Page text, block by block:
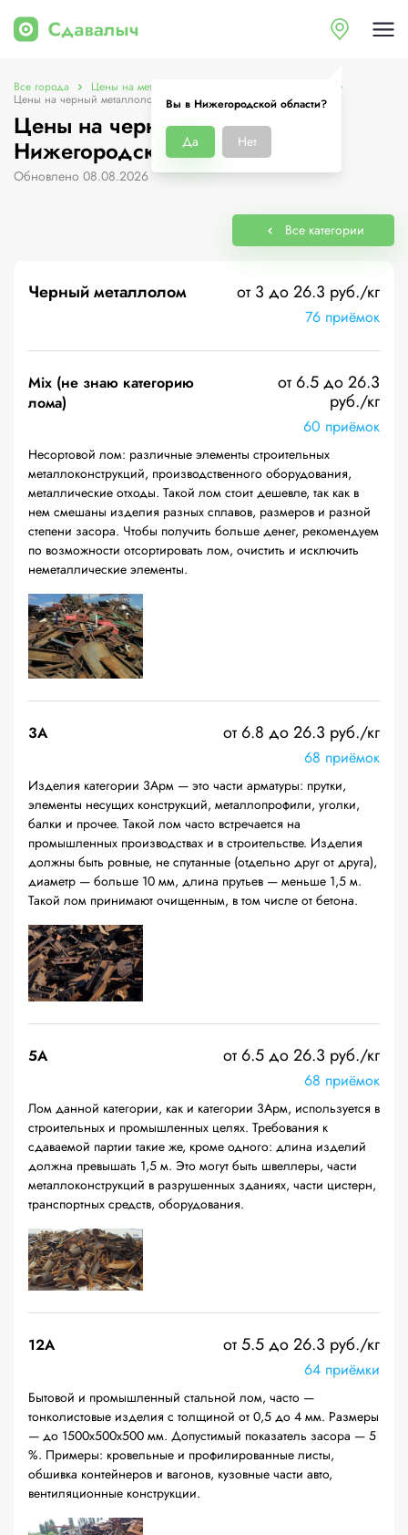
Вы в Нижегородской области?
Да Нет
Все города Цены на металлолом в Нижегородской области
Цены на черный металлолом
Цены на черный металлолом в
Нижегородской области
Обновлено 08.08.2026
Все категории
Черный металлолом от 3 до 26.3 руб./кг
76 приёмок
Mix (не знаю категорию
лома)
от 6.5 до 26.3
руб./кг
60 приёмок
Несортовой лом: различные элементы строительных
металлоконструкций, производственного оборудования,
металлические отходы. Такой лом стоит дешевле, так как в
нем смешаны изделия разных сплавов, размеров и разной
степени засора. Чтобы получить больше денег, рекомендуем
по возможности отсортировать лом, очистить и исключить
неметаллические элементы.
3А от 6.8 до 26.3 руб./кг
68 приёмок
Изделия категории 3Арм — это части арматуры: прутки,
элементы несущих конструкций, металлопрофили, уголки,
балки и прочее. Такой лом часто встречается на
промышленных производствах и в строительстве. Изделия
должны быть ровные, не спутанные (отдельно друг от друга),
диаметр — больше 10 мм, длина прутьев — меньше 1,5 м.
Такой лом принимают очищенным, в том числе от бетона.
5А от 6.5 до 26.3 руб./кг
68 приёмок
Лом данной категории, как и категории 3Арм, используется в
строительных и промышленных целях. Требования к
сдаваемой партии такие же, кроме одного: длина изделий
должна превышать 1,5 м. Это могут быть швеллеры, части
металлоконструкций в разрушенных зданиях, части цистерн,
транспортных средств, оборудования.
12A от 5.5 до 26.3 руб./кг
64 приёмки
Бытовой и промышленный стальной лом, часто —
тонколистовые изделия с толщиной от 0,5 до 4 мм. Размеры
— до 1500х500х500 мм. Допустимый показатель засора — 5
%. Примеры: кровельные и профилированные листы,
обшивка контейнеров и вагонов, кузовные части авто,
вентиляционные конструкции.